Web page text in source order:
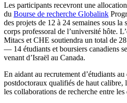
Les participants recevront une
du Bourse de recherche Globalink
des projets de 12 à 24 semaines sous la
corps professoral de l’université hôte.
Mitacs et CHE soutiendra un total de
— 14 étudiants et boursiers canadiens
venant d’Israël au Canada.
En aidant au recrutement d’étudiants
postdoctoraux qualifiés de haut calibre,
les collaborations de recherche entre les